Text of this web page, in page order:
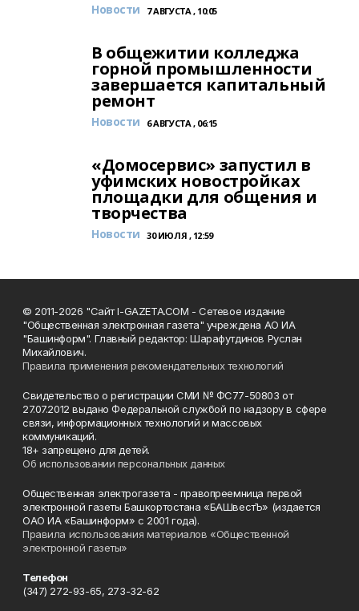
Новости 7 АВГУСТА , 10:05
В общежитии колледжа
горной промышленности
завершается капитальный
ремонт
Новости 6 АВГУСТА , 06:15
«Домосервис» запустил в
уфимских новостройках
площадки для общения и
творчества
Новости 30 ИЮЛЯ , 12:59
© 2011-2026 "Сайт I-GAZETA.COM - Сетевое издание
"Общественная электронная газета" учреждена АО ИА
"Башинформ". Главный редактор: Шарафутдинов Руслан
Михайлович.
Правила применения рекомендательных технологий
Свидетельство о регистрации СМИ № ФС77-50803 от
27.07.2012 выдано Федеральной службой по надзору в сфере
связи, информационных технологий и массовых
коммуникаций.
18+ запрещено для детей.
Об использовании персональных данных
Общественная электрогазета - правопреемница первой
электронной газеты Башкортостана «БАШвестЪ» (издается
ОАО ИА «Башинформ» с 2001 года).
Правила использования материалов «Общественной
электронной газеты»
Телефон
(347) 272-93-65, 273-32-62